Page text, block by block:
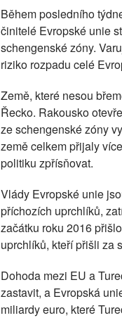
Během posledního
činitelé Evropské unie
schengenské zóny.
riziko rozpadu celé
Země, které nesou
Řecko. Rakousko
ze schengenské zóny
země celkem přijaly
politiku zpřísňovat.
Vlády Evropské unie
příchozích uprchlíků,
začátku roku 2016
uprchlíků, kteří přišli za
Dohoda mezi EU a
zastavit, a Evropská
miliardy euro, které